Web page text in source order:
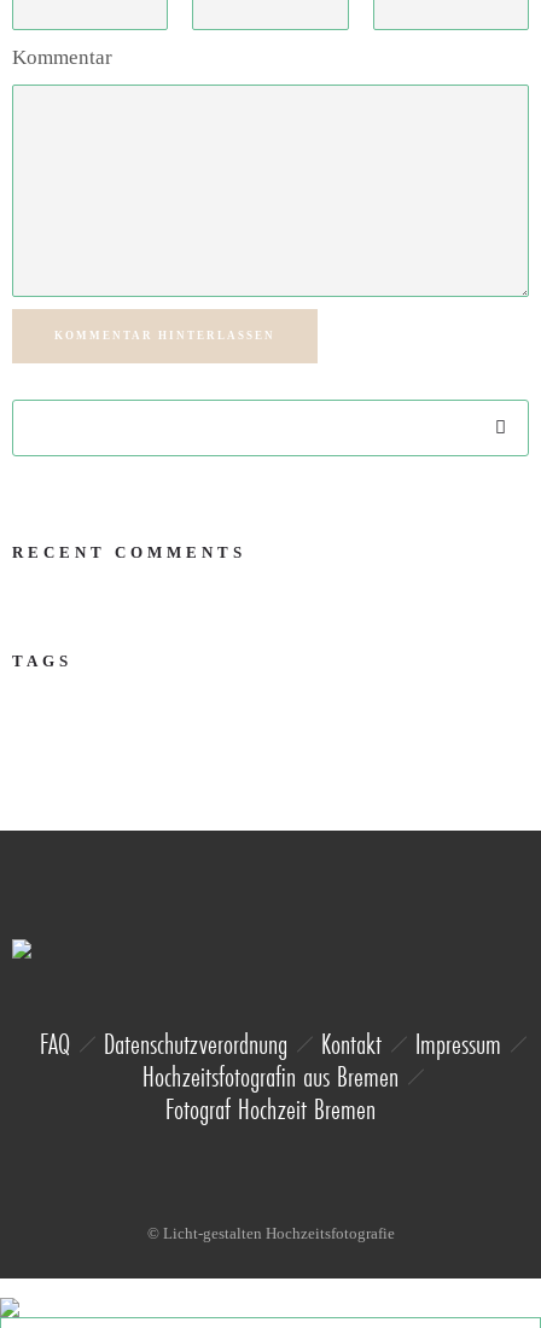
Kommentar
KOMMENTAR HINTERLASSEN
RECENT COMMENTS
TAGS
FAQ Datenschutzverordnung Kontakt
Impressum
Hochzeitsfotografin aus Bremen
Fotograf Hochzeit Bremen
© Licht-gestalten Hochzeitsfotografie